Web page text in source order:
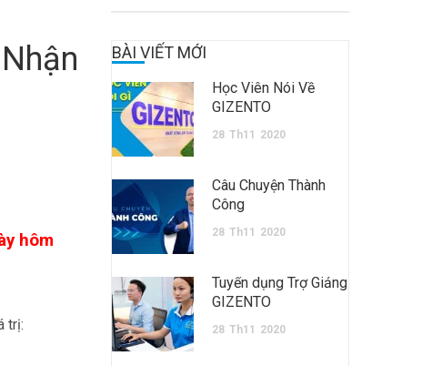
hôm
trị:
BÀI VIẾT MỚI
Học Viên Nói Về
GIZENTO
28 Th11 2020
Câu Chuyện Thành
Công
28 Th11 2020
Tuyển dụng Trợ Giảng
GIZENTO
28 Th11 2020